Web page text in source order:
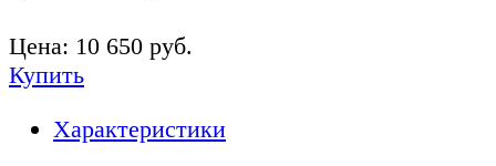
Цена: 10 650 руб.
Купить
Характеристики